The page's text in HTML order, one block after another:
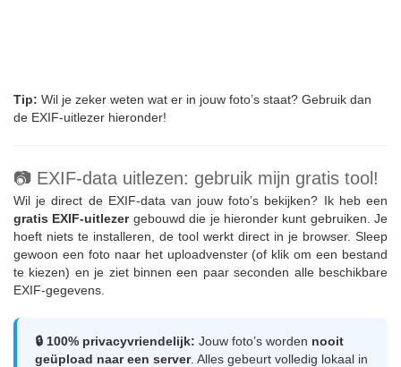
Tip: Wil je zeker weten wat er in jouw foto’s staat? Gebruik dan
de EXIF-uitlezer hieronder!
📷 EXIF-data uitlezen: gebruik mijn gratis tool!
Wil je direct de EXIF-data van jouw foto’s bekijken? Ik heb een
gratis EXIF-uitlezergebouwd die je hieronder kunt gebruiken. Je
hoeft niets te installeren, de tool werkt direct in je browser. Sleep
gewoon een foto naar het uploadvenster (of klik om een bestand
te kiezen) en je ziet binnen een paar seconden alle beschikbare
EXIF-gegevens.
🔒 100% privacyvriendelijk: Jouw foto’s worden nooit
geüpload naar een server. Alles gebeurt volledig lokaal in